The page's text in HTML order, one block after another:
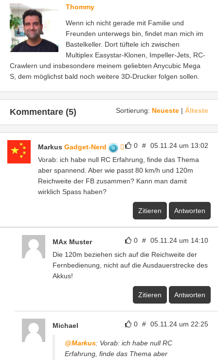
Thommy
Wenn ich nicht gerade mit Familie und
Freunden unterwegs bin, findet man mich im
Bastelkeller. Dort tüftele ich zwischen
Multiplex Easystar-Klonen, Impeller-Jets, RC-
Crawlern und insbesondere meinem geliebten Anycubic Mega
S, dem möglichst bald noch weitere 3D-Drucker folgen sollen.
Sortierung: Neueste | Älteste
Kommentare (5)
0 # 05.11.24 um 13:02
Markus Gadget-Nerd
Vorab: ich habe null RC Erfahrung, finde das Thema
aber spannend. Aber wie passt 80 km/h und 120m
Reichweite der FB zusammen? Kann man damit
wirklich Spass haben?
Zitieren Antworten
0 # 05.11.24 um 14:10
MAx Muster
Die 120m beziehen sich auf die Reichweite der
Fernbedienung, nicht auf die Ausdauerstrecke des
Akkus!
Zitieren Antworten
0 # 05.11.24 um 22:25
Michael
@Markus: Vorab: ich habe null RC
Erfahrung, finde das Thema aber